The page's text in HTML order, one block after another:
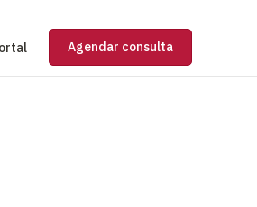
Agendar consulta